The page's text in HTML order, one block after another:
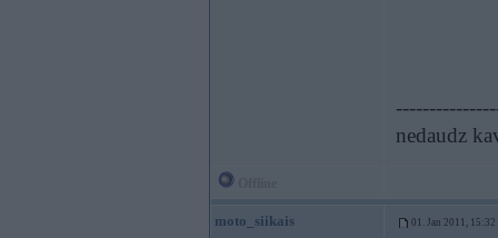
nedaudz
moto_siikais 01. Jan 2011, 15:32